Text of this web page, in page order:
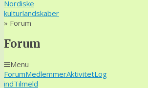
Nordiske
kulturlandskaber
» Forum
Forum
Menu
Forum
navigering
ForumMedlemmerAktivitetLog
indTilmeld